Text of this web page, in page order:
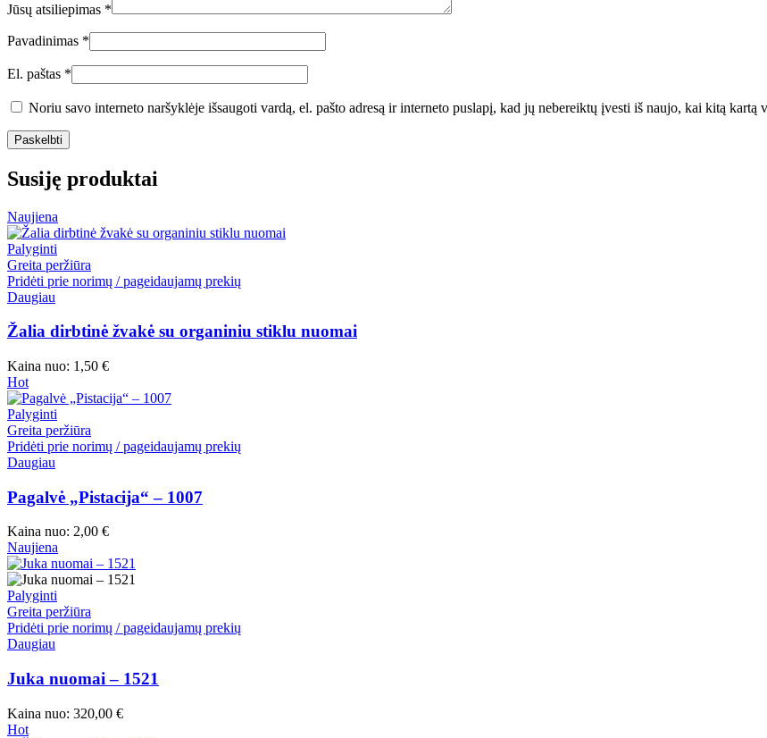
Jūsų atsiliepimas *
Pavadinimas *
El. paštas *
Noriu savo interneto naršyklėje išsaugoti vardą, el. pašto adresą ir interneto puslapį, kad jų nebereiktų įvesti iš naujo, kai kitą kartą
Susiję produktai
Naujiena
Palyginti
Greita peržiūra
Pridėti prie norimų / pageidaujamų prekių
Daugiau
Žalia dirbtinė žvakė su organiniu stiklu nuomai
Kaina nuo: 1,50 €
Hot
Palyginti
Greita peržiūra
Pridėti prie norimų / pageidaujamų prekių
Daugiau
Pagalvė „Pistacija“ – 1007
Kaina nuo: 2,00 €
Naujiena
Palyginti
Greita peržiūra
Pridėti prie norimų / pageidaujamų prekių
Daugiau
Juka nuomai – 1521
Kaina nuo: 320,00 €
Hot